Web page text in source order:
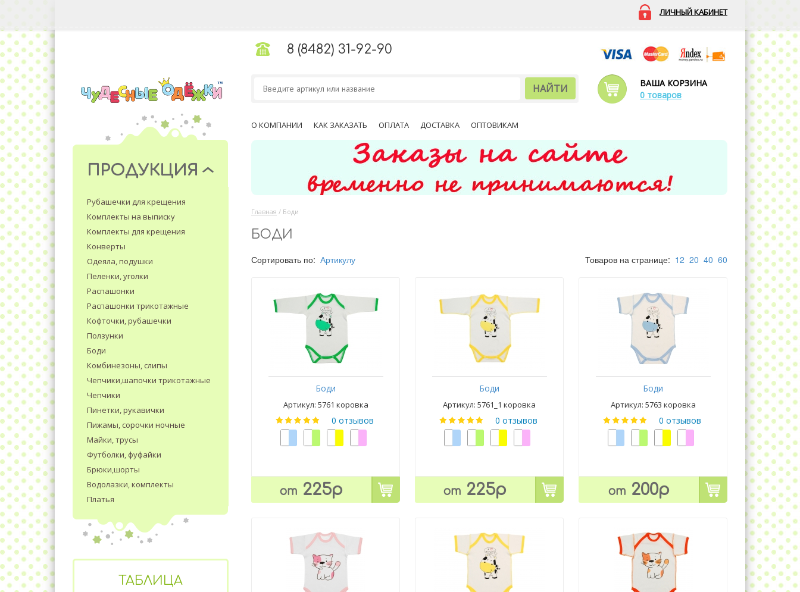
ЛИЧНЫЙ КАБИНЕТ
8 (8482) 31-92-90
НАЙТИ
ВАША КОРЗИНА
0 товаров
О КОМПАНИИ КАК ЗАКАЗАТЬ ОПЛАТА ДОСТАВКА ОПТОВИКАМ
Главная / Боди
БОДИ
Сортировать по: Артикулу Товаров на странице: 12 20 40 60
Боди
Артикул: 5761 коровка
0 отзывов
от 225р
Боди
Артикул: 5761_1 коровка
0 отзывов
от 225р
Боди
Артикул: 5763 коровка
0 отзывов
от 200р
ПРОДУКЦИЯ
Рубашечки для крещения
Комплекты на выписку
Комплекты для крещения
Конверты
Одеяла, подушки
Пеленки, уголки
Распашонки
Распашонки трикотажные
Кофточки, рубашечки
Ползунки
Боди
Комбинезоны, слипы
Чепчики,шапочки трикотажные
Чепчики
Пинетки, рукавички
Пижамы, сорочки ночные
Майки, трусы
Футболки, фуфайки
Брюки,шорты
Водолазки, комплекты
Платья
ТАБЛИЦА